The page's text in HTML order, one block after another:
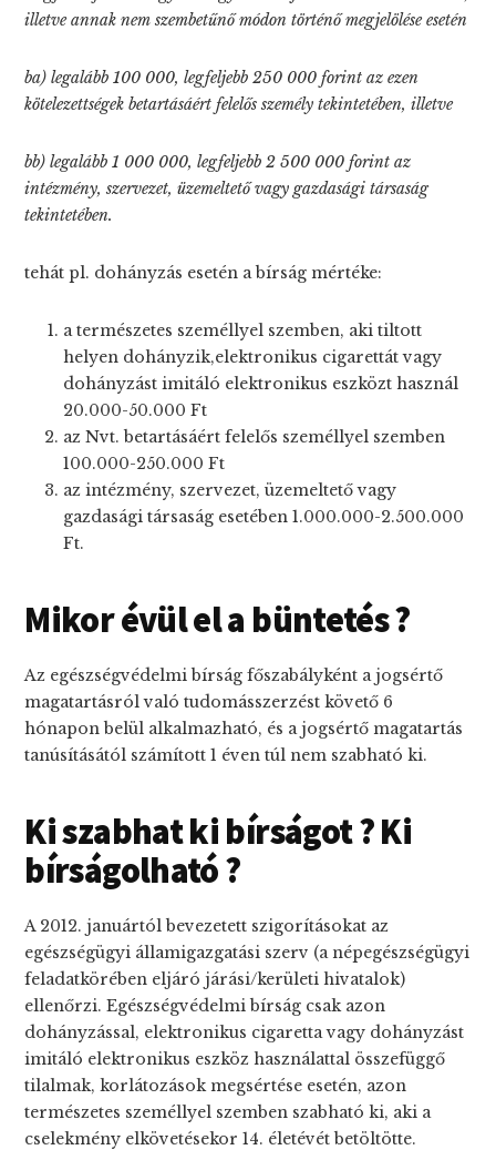
illetve annak nem szembetűnő módon történő megjelölése esetén
ba) legalább 100 000, legfeljebb 250 000 forint az ezen
kötelezettségek betartásáért felelős személy tekintetében, illetve
bb) legalább 1 000 000, legfeljebb 2 500 000 forint az
intézmény, szervezet, üzemeltető vagy gazdasági társaság
tekintetében.
tehát pl. dohányzás esetén a bírság mértéke:
a természetes személlyel szemben, aki tiltott
helyen dohányzik,elektronikus cigarettát vagy
dohányzást imitáló elektronikus eszközt használ
20.000-50.000 Ft
az Nvt. betartásáért felelős személlyel szemben
100.000-250.000 Ft
az intézmény, szervezet, üzemeltető vagy
gazdasági társaság esetében 1.000.000-2.500.000
Ft.
Mikor évül el a büntetés ?
Az egészségvédelmi bírság főszabályként a jogsértő
magatartásról való tudomásszerzést követő 6
hónapon belül alkalmazható, és a jogsértő magatartás
tanúsításától számított 1 éven túl nem szabható ki.
Ki szabhat ki bírságot ? Ki
bírságolható ?
A 2012. januártól bevezetett szigorításokat az
egészségügyi államigazgatási szerv (a népegészségügyi
feladatkörében eljáró járási/kerületi hivatalok)
ellenőrzi. Egészségvédelmi bírság csak azon
dohányzással, elektronikus cigaretta vagy dohányzást
imitáló elektronikus eszköz használattal összefüggő
tilalmak, korlátozások megsértése esetén, azon
természetes személlyel szemben szabható ki, aki a
cselekmény elkövetésekor 14. életévét betöltötte.